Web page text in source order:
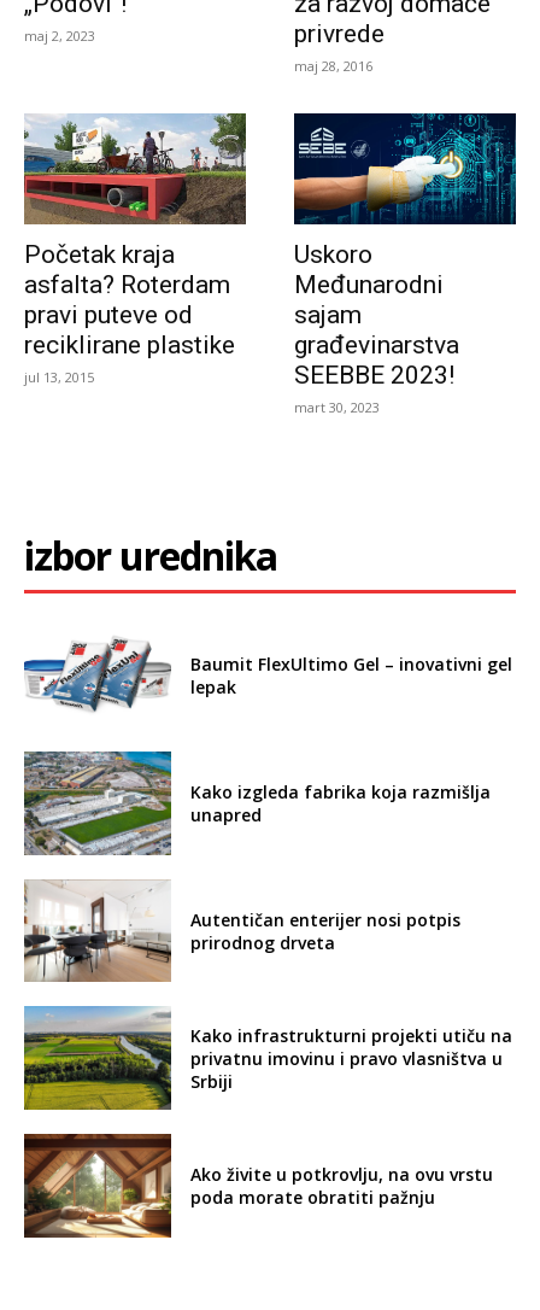
maj 2, 2023
privrede
maj 28, 2016
Početak kraja
asfalta? Roterdam
pravi puteve od
reciklirane plastike
jul 13, 2015
Uskoro
Međunarodni
sajam
građevinarstva
SEEBBE 2023!
mart 30, 2023
izbor urednika
Baumit FlexUltimo Gel – inovativni gel
lepak
Kako izgleda fabrika koja razmišlja
unapred
Autentičan enterijer nosi potpis
prirodnog drveta
Kako infrastrukturni projekti utiču na
privatnu imovinu i pravo vlasništva u
Srbiji
Ako živite u potkrovlju, na ovu vrstu
poda morate obratiti pažnju